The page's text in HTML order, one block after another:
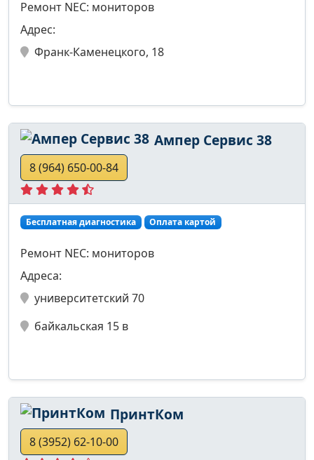
Ремонт NEC: мониторов
Адрес:
Франк-Каменецкого, 18
Ампер Сервис 38
8 (964) 650-00-84
Бесплатная диагностика Оплата картой
Ремонт NEC: мониторов
Адреса:
университетский 70
байкальская 15 в
ПринтКом
8 (3952) 62-10-00